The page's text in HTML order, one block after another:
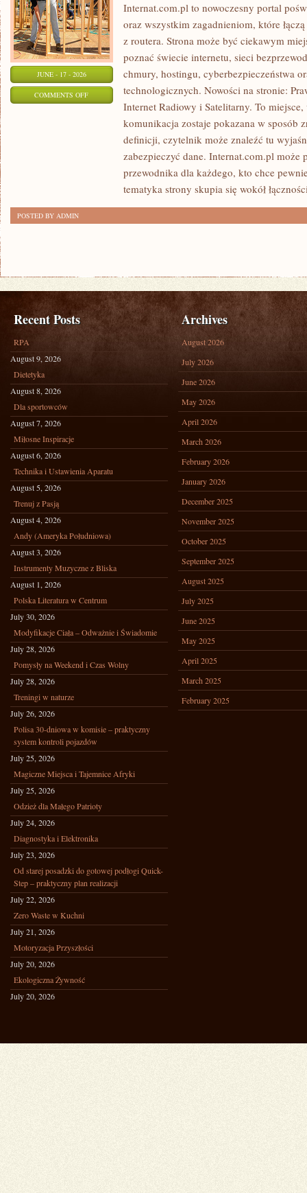
JUNE - 17 - 2026
COMMENTS OFFON
INTERNATY
Internat.com.pl to nowoczesny portal
oraz wszystkim zagadnieniom, które
z routera. Strona może być ciekawym
poznać świecie internetu, sieci
chmury, hostingu, cyberbezpieczeństwa
technologicznych. Nowości na stronie:
Internet Radiowy i Satelitarny. To
komunikacja zostaje pokazana w sposób
definicji, czytelnik może znaleźć tu
zabezpieczyć dane. Internat.com.pl może
przewodnika dla każdego, kto chce
tematyka strony skupia się wokół
POSTED BY ADMIN
Recent Posts
RPA
August 9, 2026
Dietetyka
August 8, 2026
Dla sportowców
August 7, 2026
Miłosne Inspiracje
August 6, 2026
Technika i Ustawienia Aparatu
August 5, 2026
Trenuj z Pasją
August 4, 2026
Andy (Ameryka Południowa)
August 3, 2026
Instrumenty Muzyczne z Bliska
August 1, 2026
Polska Literatura w Centrum
July 30, 2026
Modyfikacje Ciała – Odważnie i Świadomie
July 28, 2026
Pomysły na Weekend i Czas Wolny
July 28, 2026
Treningi w naturze
July 26, 2026
Polisa 30-dniowa w komisie – praktyczny
system kontroli pojazdów
July 25, 2026
Magiczne Miejsca i Tajemnice Afryki
July 25, 2026
Odzież dla Małego Patrioty
July 24, 2026
Diagnostyka i Elektronika
July 23, 2026
Od starej posadzki do gotowej podłogi Quick-
Step – praktyczny plan realizacji
July 22, 2026
Zero Waste w Kuchni
July 21, 2026
Motoryzacja Przyszłości
July 20, 2026
Ekologiczna Żywność
July 20, 2026
Archives
August 2026
July 2026
June 2026
May 2026
April 2026
March 2026
February 2026
January 2026
December 2025
November 2025
October 2025
September 2025
August 2025
July 2025
June 2025
May 2025
April 2025
March 2025
February 2025